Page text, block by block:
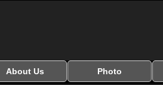
About Us Photo